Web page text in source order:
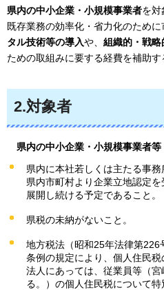
県内の中小企業・小規模事業者を対
既存業務の効率化・省力化のため
タル技術等の導入や、 組織的・戦略
ための取組みに要する経費を補助す
2.対象者
県内の中小企業・小規模事業者等
県内に本社若しくは主たる事
県内市町村より企業立地認定
展開し続ける予定であること。
県税の未納がないこと。
地方税法（昭和25年法律第
条例の規定により、個人住民
法人にあっては、従業員等（
る。）の個人住民税について